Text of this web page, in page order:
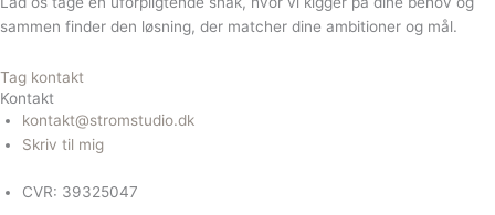
sammen finder den løsning, der matcher dine ambitioner og mål.
Tag kontakt
Kontakt
kontakt@stromstudio.dk
Skriv til mig
CVR: 39325047